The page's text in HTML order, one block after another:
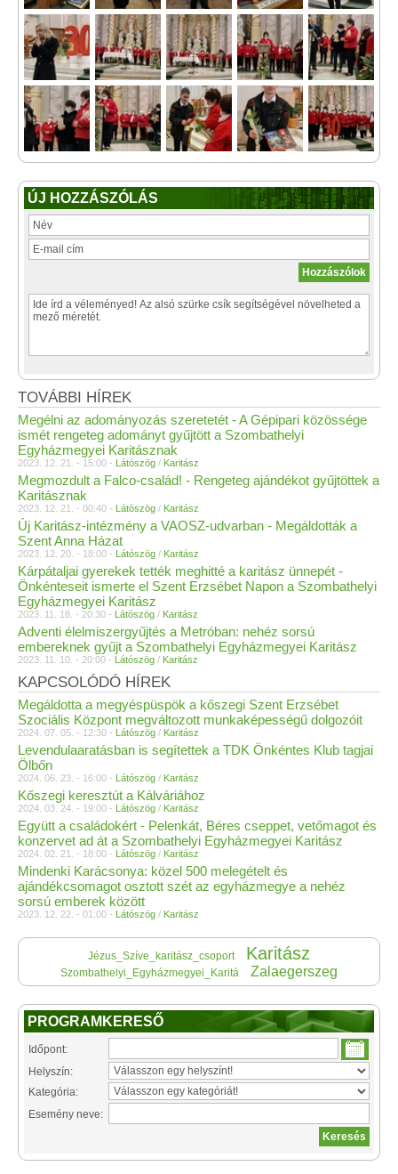
ÚJ HOZZÁSZÓLÁS
TOVÁBBI HÍREK
Megélni az adományozás szeretetét - A Gépipari közössége
ismét rengeteg adományt gyűjtött a Szombathelyi
Egyházmegyei Karitásznak
2023. 12. 21. - 15:00 - Látószög / Karitász
Megmozdult a Falco-család! - Rengeteg ajándékot gyűjtöttek a
Karitásznak
2023. 12. 21. - 00:40 - Látószög / Karitász
Új Karitász-intézmény a VAOSZ-udvarban - Megáldották a
Szent Anna Házat
2023. 12. 20. - 18:00 - Látószög / Karitász
Kárpátaljai gyerekek tették meghitté a karitász ünnepét -
Önkénteseit ismerte el Szent Erzsébet Napon a Szombathelyi
Egyházmegyei Karitász
2023. 11. 18. - 20:30 - Látószög / Karitász
Adventi élelmiszergyűjtés a Metróban: nehéz sorsú
embereknek gyűjt a Szombathelyi Egyházmegyei Karitász
2023. 11. 10. - 20:00 - Látószög / Karitász
KAPCSOLÓDÓ HÍREK
Megáldotta a megyéspüspök a kőszegi Szent Erzsébet
Szociális Központ megváltozott munkaképességű dolgozóit
2024. 07. 05. - 12:30 - Látószög / Karitász
Levendulaaratásban is segítettek a TDK Önkéntes Klub tagjai
Ölbőn
2024. 06. 23. - 16:00 - Látószög / Karitász
Kőszegi keresztút a Kálváriához
2024. 03. 24. - 19:00 - Látószög / Karitász
Együtt a családokért - Pelenkát, Béres cseppet, vetőmagot és
konzervet ad át a Szombathelyi Egyházmegyei Karitász
2024. 02. 21. - 18:00 - Látószög / Karitász
Mindenki Karácsonya: közel 500 melegételt és
ajándékcsomagot osztott szét az egyházmegye a nehéz
sorsú emberek között
2023. 12. 22. - 01:00 - Látószög / Karitász
Jézus_Szíve_karitász_csoport Karitász
Szombathelyi_Egyházmegyei_Karitá Zalaegerszeg
PROGRAMKERESŐ
Időpont:
Helyszín:
Kategória:
Esemény neve: